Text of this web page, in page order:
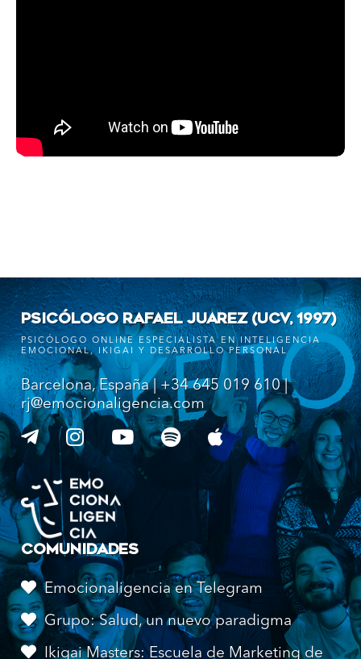
PSICÓLOGO RAFAEL JUAREZ (UCV, 1997)
PSICÓLOGO ONLINE ESPECIALISTA EN INTELIGENCIA
EMOCIONAL, IKIGAI Y DESARROLLO PERSONAL
Barcelona, España | +34 645 019 610 |
rj@emocionaligencia.com
COMUNIDADES
Emocionaligencia en Telegram
Grupo: Salud, un nuevo paradigma
Ikigai Masters: Escuela de Marketing de